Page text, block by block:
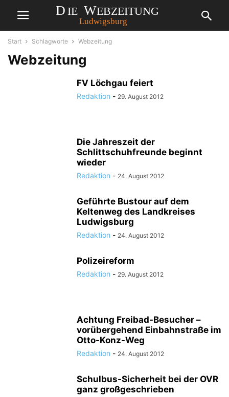
Start Schlagworte Webzeitung
Webzeitung
FV Löchgau feiert
Redaktion - 29. August 2012
Die Jahreszeit der
Schlittschuhfreunde beginnt
wieder
Redaktion - 24. August 2012
Geführte Bustour auf dem
Keltenweg des Landkreises
Ludwigsburg
Redaktion - 24. August 2012
Polizeireform
Redaktion - 29. August 2012
Achtung Freibad-Besucher –
vorübergehend Einbahnstraße im
Otto-Konz-Weg
Redaktion - 24. August 2012
Schulbus-Sicherheit bei der OVR
ganz großgeschrieben